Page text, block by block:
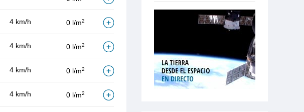
4 km/h 0 l/m2
4 km/h 0 l/m2
4 km/h 0 l/m2
4 km/h 0 l/m2